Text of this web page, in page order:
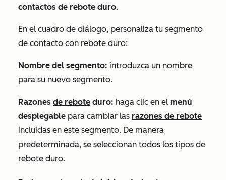
contactos de rebote duro.
En el cuadro de diálogo, personaliza tu segmento
de contacto con rebote duro:
Nombre del segmento: introduzca un nombre
para su nuevo segmento.
Razones de rebote duro: haga clic en el menú
desplegable para cambiar las razones de rebote
incluidas en este segmento. De manera
predeterminada, se seleccionan todos los tipos de
rebote duro.